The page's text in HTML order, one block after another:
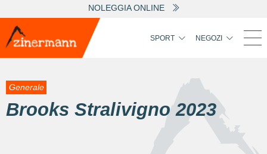
SPORT NEGOZI
NOLEGGIA ONLINE
Generale
Brooks Stralivigno 2023